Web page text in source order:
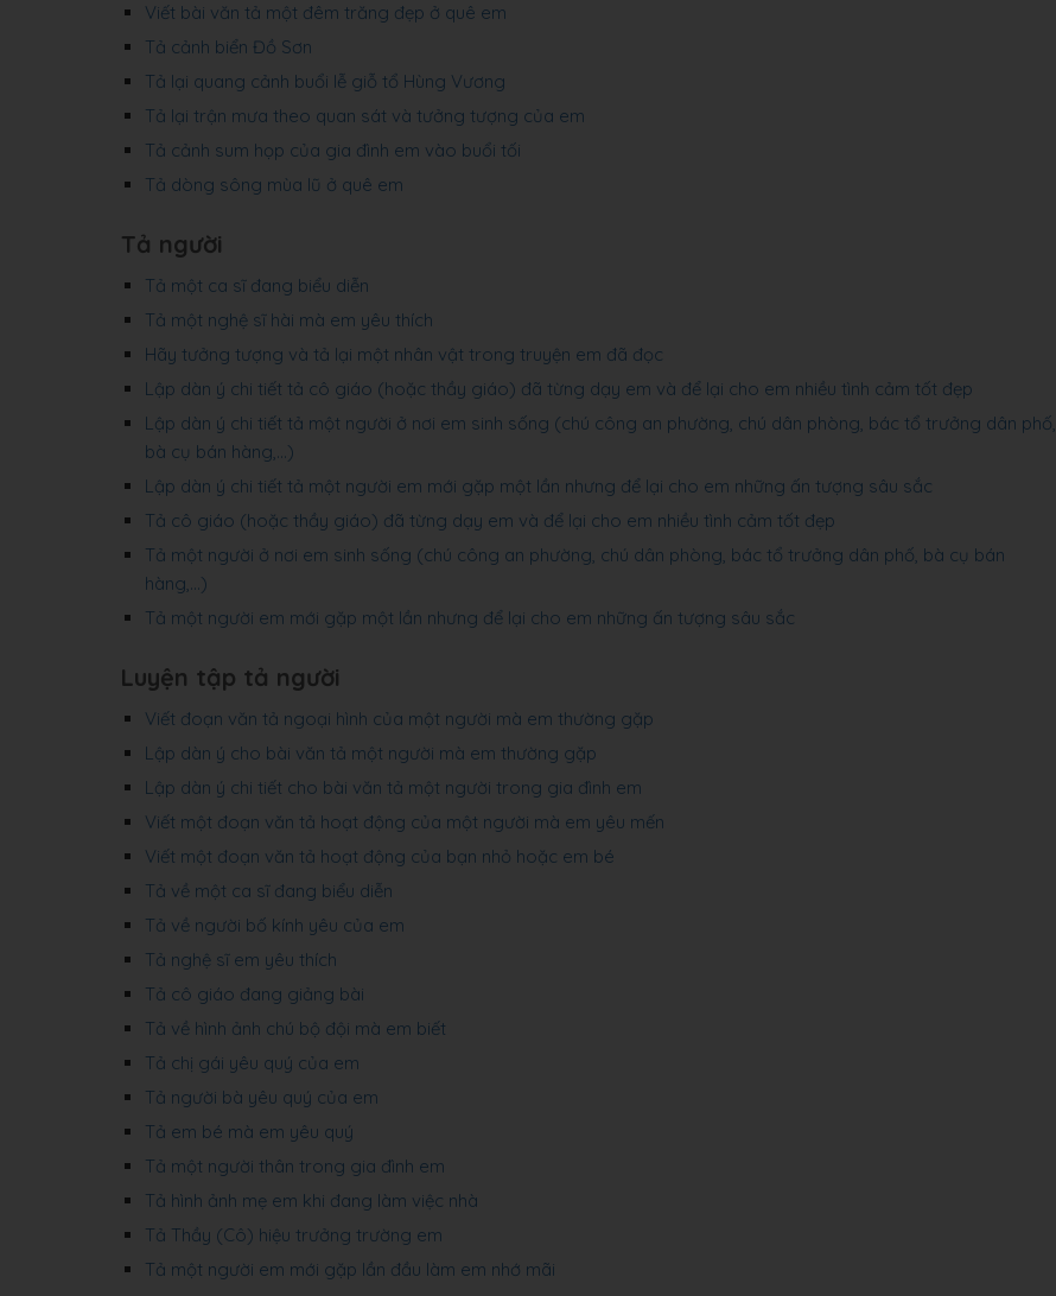
Viết bài văn tả một đêm trăng đẹp ở quê em
Tả cảnh biển Đồ Sơn
Tả lại quang cảnh buổi lễ giỗ tổ Hùng Vương
Tả lại trận mưa theo quan sát và tưởng tượng của em
Tả cảnh sum họp của gia đình em vào buổi tối
Tả dòng sông mùa lũ ở quê em
Tả người
Tả một ca sĩ đang biểu diễn
Tả một nghệ sĩ hài mà em yêu thích
Hãy tưởng tượng và tả lại một nhân vật trong truyện em đã đọc
Lập dàn ý chi tiết tả cô giáo (hoặc thầy giáo) đã từng dạy em và để lại cho em nhiều tình cảm tốt đẹp
Lập dàn ý chi tiết tả một người ở nơi em sinh sống (chú công an phường, chú dân phòng, bác tổ trưởng dân phố,
bà cụ bán hàng,...)
Lập dàn ý chi tiết tả một người em mới gặp một lần nhưng để lại cho em những ấn tượng sâu sắc
Tả cô giáo (hoặc thầy giáo) đã từng dạy em và để lại cho em nhiều tình cảm tốt đẹp
Tả một người ở nơi em sinh sống (chú công an phường, chú dân phòng, bác tổ trưởng dân phố, bà cụ bán
hàng,...)
Tả một người em mới gặp một lần nhưng để lại cho em những ấn tượng sâu sắc
Luyện tập tả người
Viết đoạn văn tả ngoại hình của một người mà em thường gặp
Lập dàn ý cho bài văn tả một người mà em thường gặp
Lập dàn ý chi tiết cho bài văn tả một người trong gia đình em
Viết một đoạn văn tả hoạt động của một người mà em yêu mến
Viết một đoạn văn tả hoạt động của bạn nhỏ hoặc em bé
Tả về một ca sĩ đang biểu diễn
Tả về người bố kính yêu của em
Tả nghệ sĩ em yêu thích
Tả cô giáo đang giảng bài
Tả về hình ảnh chú bộ đội mà em biết
Tả chị gái yêu quý của em
Tả người bà yêu quý của em
Tả em bé mà em yêu quý
Tả một người thân trong gia đình em
Tả hình ảnh mẹ em khi đang làm việc nhà
Tả Thầy (Cô) hiệu trưởng trường em
Tả một người em mới gặp lần đầu làm em nhớ mãi